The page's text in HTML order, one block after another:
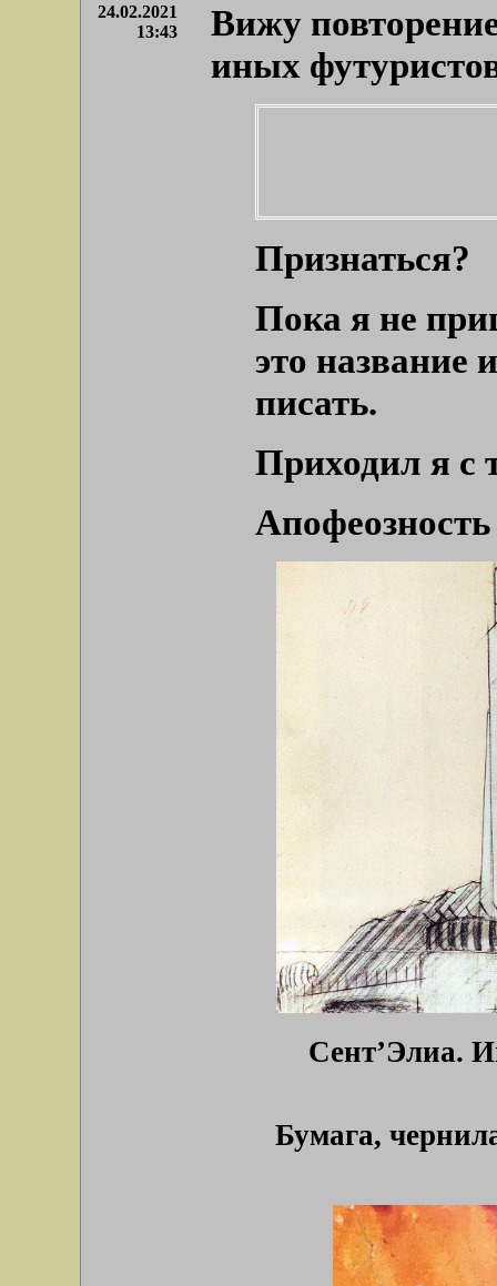
24.02.2021
13:43
Вижу
иных
Признаться?
Пока я не
это название
писать.
Приходил я с
Сент’Элиа.
Бумага,